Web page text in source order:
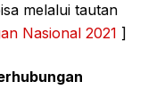
melalui tautan
Nasional 2021 ]